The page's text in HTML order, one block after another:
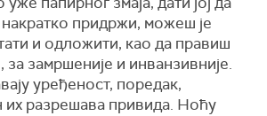
придржи, можеш је
и одложити, као да правиш
за замршеније и инванзивније.
уређеност, поредак,
их разрешава привида. Ноћу